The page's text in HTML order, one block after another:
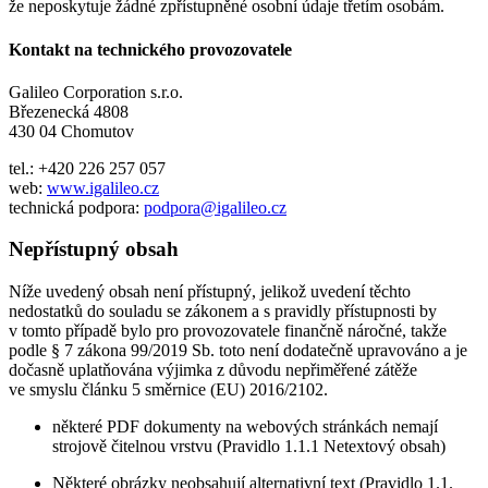
že neposkytuje žádné zpřístupněné osobní údaje třetím osobám.
Kontakt na technického provozovatele
Galileo Corporation s.r.o.
Březenecká 4808
430 04 Chomutov
tel.: +420 226 257 057
web: www.igalileo.cz
technická podpora: podpora@igalileo.cz
Nepřístupný obsah
Níže uvedený obsah není přístupný, jelikož uvedení těchto
nedostatků do souladu se zákonem a s pravidly přístupnosti by
v tomto případě bylo pro provozovatele finančně náročné, takže
podle § 7 zákona 99/2019 Sb. toto není dodatečně upravováno a je
dočasně uplatňována výjimka z důvodu nepřiměřené zátěže
ve smyslu článku 5 směrnice (EU) 2016/2102.
některé PDF dokumenty na webových stránkách nemají
strojově čitelnou vrstvu (Pravidlo 1.1.1 Netextový obsah)
Některé obrázky neobsahují alternativní text (Pravidlo 1.1.